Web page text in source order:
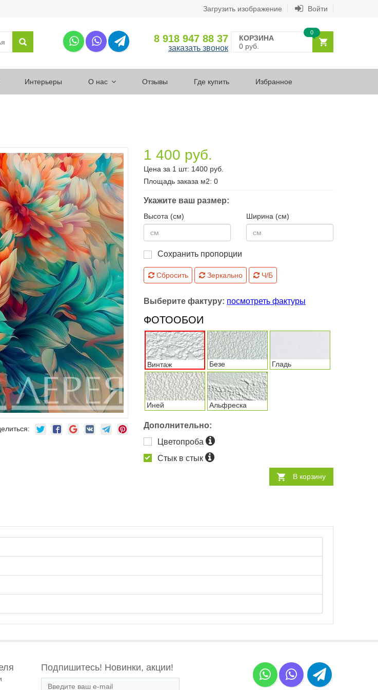
Загрузить изображение Войти
8 918 947 88 37
заказать звонок
КОРЗИНА
0 руб.
0
Интерьеры О нас Отзывы Где купить Избранное
1 400 руб.
Цена за 1 шт: 1400 руб.
Площадь заказа м2: 0
Укажите ваш размер:
Высота (см) Ширина (см)
Сохранить пропорции
Сбросить Зеркально Ч/Б
Выберите фактуру: посмотреть фактуры
ФОТООБОИ
Винтаж Безе Гладь
Иней Альфреска
Дополнительно:
Цветопроба
Стык в стык
В корзину
Подпишитесь! Новинки, акции!